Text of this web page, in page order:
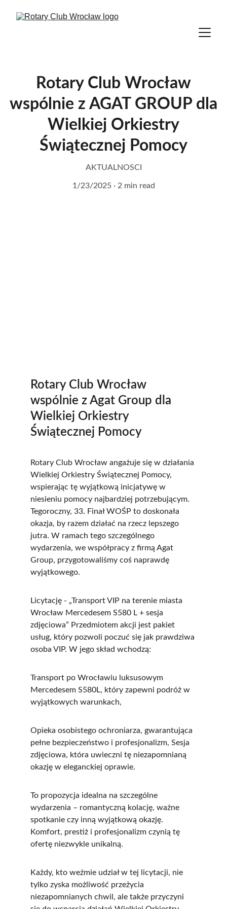
Rotary Club Wrocław
wspólnie z AGAT GROUP dla
Wielkiej Orkiestry
Świątecznej Pomocy
AKTUALNOSCI
1/23/2025 2 min read
Rotary Club Wrocław
wspólnie z Agat Group dla
Wielkiej Orkiestry
Świątecznej Pomocy
Rotary Club Wrocław angażuje się w działania
Wielkiej Orkiestry Świątecznej Pomocy,
wspierając tę wyjątkową inicjatywę w
niesieniu pomocy najbardziej potrzebującym.
Tegoroczny, 33. Finał WOŚP to doskonała
okazja, by razem działać na rzecz lepszego
jutra. W ramach tego szczególnego
wydarzenia, we współpracy z firmą Agat
Group, przygotowaliśmy coś naprawdę
wyjątkowego.
Licytację - „Transport VIP na terenie miasta
Wrocław Mercedesem S580 L + sesja
zdjęciowa” Przedmiotem akcji jest pakiet
usług, który pozwoli poczuć się jak prawdziwa
osoba VIP. W jego skład wchodzą:
Transport po Wrocławiu luksusowym
Mercedesem S580L, który zapewni podróż w
wyjątkowych warunkach,
Opieka osobistego ochroniarza, gwarantująca
pełne bezpieczeństwo i profesjonalizm, Sesja
zdjęciowa, która uwieczni tę niezapomnianą
okazję w eleganckiej oprawie.
To propozycja idealna na szczególne
wydarzenia – romantyczną kolację, ważne
spotkanie czy inną wyjątkową okazję.
Komfort, prestiż i profesjonalizm czynią tę
ofertę niezwykle unikalną.
Każdy, kto weźmie udział w tej licytacji, nie
tylko zyska możliwość przeżycia
niezapomnianych chwil, ale także przyczyni